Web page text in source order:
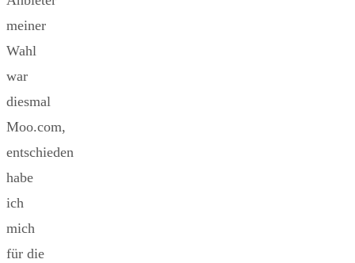
meiner
Wahl
war
diesmal
Moo.com,
entschieden
habe
ich
mich
für die